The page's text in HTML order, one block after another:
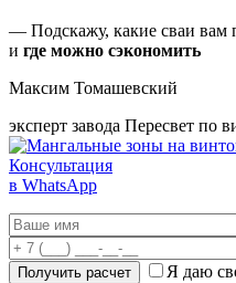
— Подскажу, какие сваи вам
и где можно сэкономить
Максим Томашевский
эксперт завода Пересвет по
Консультация
в WhatsApp
Я даю